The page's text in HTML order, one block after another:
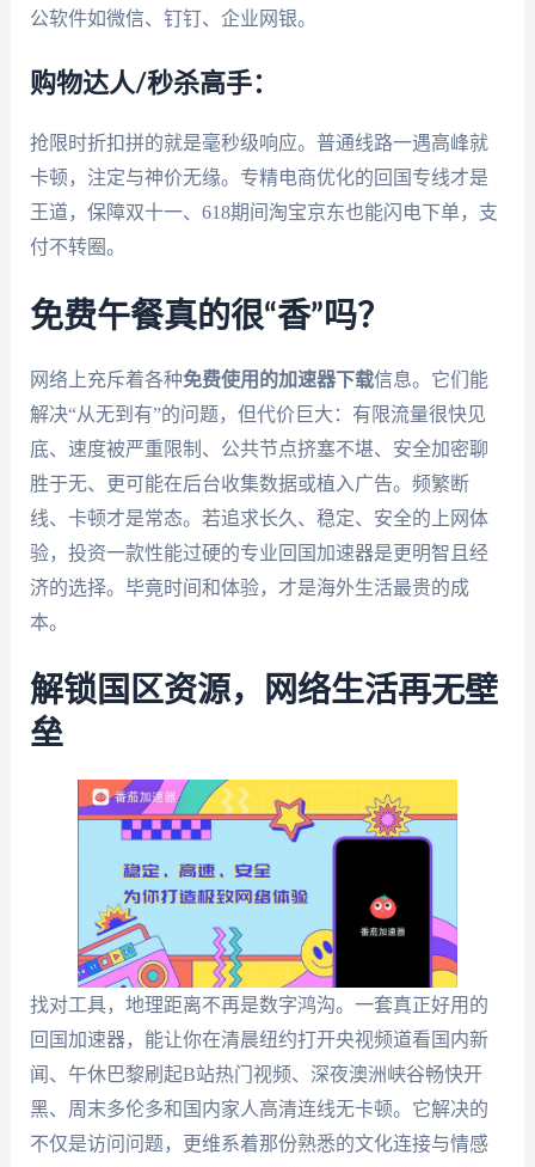
公软件如微信、钉钉、企业网银。
购物达人/秒杀高手：
抢限时折扣拼的就是毫秒级响应。普通线路一遇高峰就
卡顿，注定与神价无缘。专精电商优化的回国专线才是
王道，保障双十一、618期间淘宝京东也能闪电下单，支
付不转圈。
免费午餐真的很“香”吗？
网络上充斥着各种免费使用的加速器下载信息。它们能
解决“从无到有”的问题，但代价巨大：有限流量很快见
底、速度被严重限制、公共节点挤塞不堪、安全加密聊
胜于无、更可能在后台收集数据或植入广告。频繁断
线、卡顿才是常态。若追求长久、稳定、安全的上网体
验，投资一款性能过硬的专业回国加速器是更明智且经
济的选择。毕竟时间和体验，才是海外生活最贵的成
本。
解锁国区资源，网络生活再无壁
垒
找对工具，地理距离不再是数字鸿沟。一套真正好用的
回国加速器，能让你在清晨纽约打开央视频道看国内新
闻、午休巴黎刷起B站热门视频、深夜澳洲峡谷畅快开
黑、周末多伦多和国内家人高清连线无卡顿。它解决的
不仅是访问问题，更维系着那份熟悉的文化连接与情感